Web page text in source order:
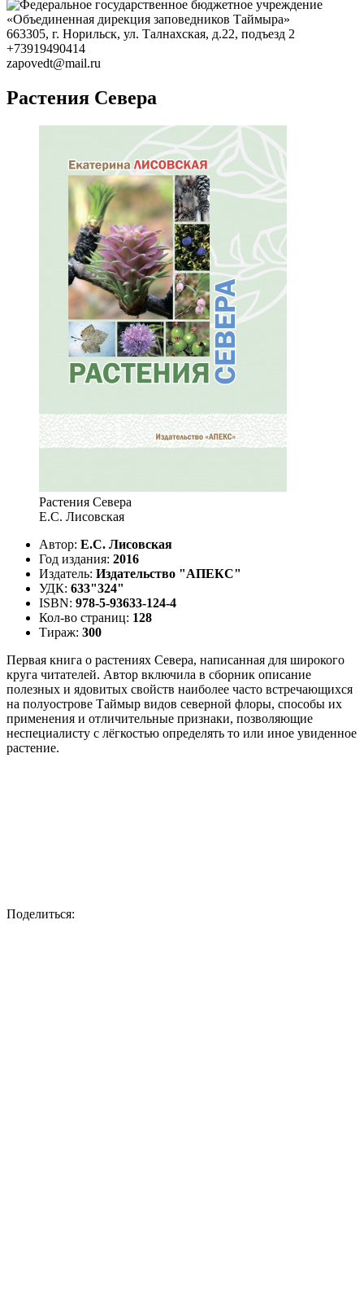
663305, г. Норильск, ул. Талнахская, д.22, подъезд 2
+73919490414
zapovedt@mail.ru
Растения Севера
Растения Севера
Е.С. Лисовская
Автор: Е.С. Лисовская
Год издания: 2016
Издатель: Издательство "АПЕКС"
УДК: 633"324"
ISBN: 978-5-93633-124-4
Кол-во страниц: 128
Тираж: 300
Первая книга о растениях Севера, написанная для широкого
круга читателей. Автор включила в сборник описание
полезных и ядовитых свойств наиболее часто встречающихся
на полуострове Таймыр видов северной флоры, способы их
применения и отличительные признаки, позволяющие
неспециалисту с лёгкостью определять то или иное увиденное
растение.
Поделиться: